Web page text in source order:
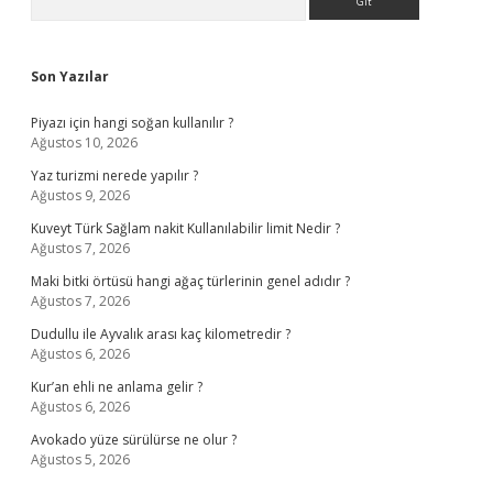
Son Yazılar
Piyazı için hangi soğan kullanılır ?
Ağustos 10, 2026
Yaz turizmi nerede yapılır ?
Ağustos 9, 2026
Kuveyt Türk Sağlam nakit Kullanılabilir limit Nedir ?
Ağustos 7, 2026
Maki bitki örtüsü hangi ağaç türlerinin genel adıdır ?
Ağustos 7, 2026
Dudullu ile Ayvalık arası kaç kilometredir ?
Ağustos 6, 2026
Kur’an ehli ne anlama gelir ?
Ağustos 6, 2026
Avokado yüze sürülürse ne olur ?
Ağustos 5, 2026